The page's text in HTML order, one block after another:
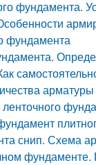
фундамента.
фундамента
снип. Схема
фундаменте.